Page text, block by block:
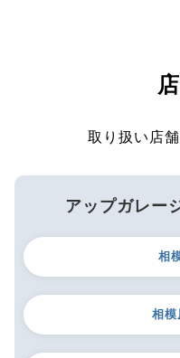
取り扱い店
アップガレー
相
相模